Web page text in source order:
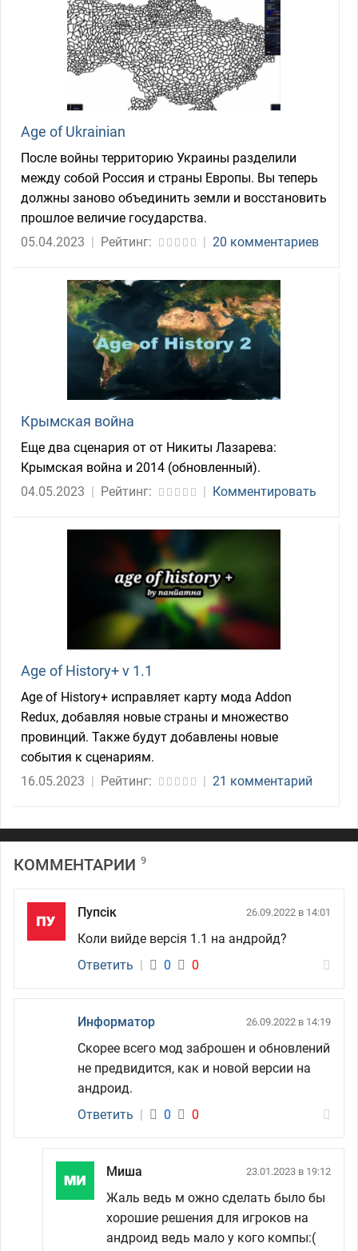
Age of Ukrainian
После войны территорию Украины разделили
между собой Россия и страны Европы. Вы теперь
должны заново объединить земли и восстановить
прошлое величие государства.
05.04.2023 | Рейтинг: | 20 комментариев
Крымская война
Еще два сценария от от Никиты Лазарева:
Крымская война и 2014 (обновленный).
04.05.2023 | Рейтинг: | Комментировать
Age of History+ v 1.1
Age of History+ исправляет карту мода Addon
Redux, добавляя новые страны и множество
провинций. Также будут добавлены новые
события к сценариям.
16.05.2023 | Рейтинг: | 21 комментарий
КОММЕНТАРИИ 9
Пупсік 26.09.2022 в 14:01
Коли вийде версія 1.1 на андройд?
Ответить | 0 0
Информатор 26.09.2022 в 14:19
Скорее всего мод заброшен и обновлений
не предвидится, как и новой версии на
андроид.
Ответить | 0 0
Миша 23.01.2023 в 19:12
Жаль ведь м ожно сделать было бы
хорошие решения для игроков на
андроид ведь мало у кого компы:(